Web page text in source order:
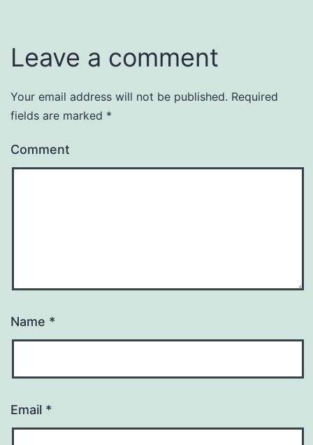
Leave a comment
Your email address will not be published. Required
fields are marked *
Comment
Name *
Email *